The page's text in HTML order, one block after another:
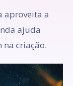
aproveita a
ajuda
criação.